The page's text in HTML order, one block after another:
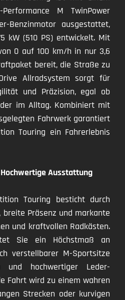
M TwinPower
Benzinmotor ausgestattet,
kW (510 PS) entwickelt. Mit
0 auf 100 km/h in nur 3,6
bereit, die Straße zu
Allradsystem sorgt für
und Präzision, egal ob
im Alltag. Kombiniert mit
Fahrwerk garantiert
Touring ein Fahrerlebnis
Ausstattung
Touring besticht durch
Präsenz und markante
und kraftvollen Radkästen.
Sie ein Höchstmaß an
verstellbarer M-Sportsitze
und hochwertiger Leder-
Fahrt wird zu einem wahren
Strecken oder kurvigen